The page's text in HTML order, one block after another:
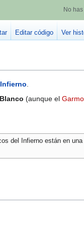
.
(aunque el Garmo
del Infierno están en una
No
Editar código Ver